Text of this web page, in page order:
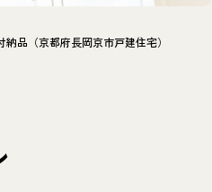
品（京都府長岡京市戸建住宅）